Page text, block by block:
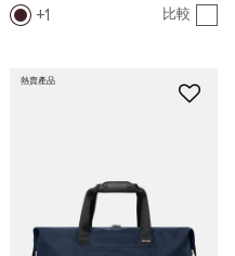
1 比較
熱賣產品